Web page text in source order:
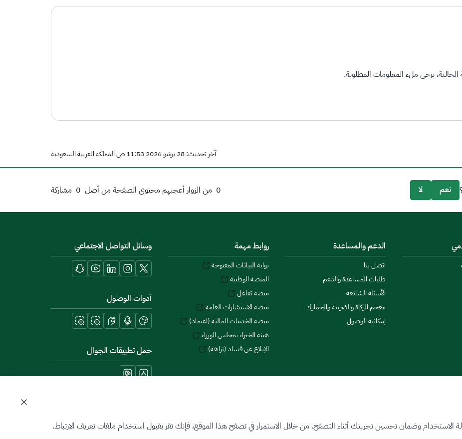
يرجى ملء المعلومات المطلوبة.
آخر تحديث: 28 يونيو 2026 11:53 ص المملكة العربية السعودية
0 من الزوار أعجبهم محتوى الصفحة من أصل 0 مشاركة نعم لا
الدعم والمساعدة
اتصل بنا
طلبات المساعدة والدعم
الأسئلة الشائعة
معجم الزكاة والضريبة والجمارك
إمكانية الوصول
روابط مهمة
بوابة البيانات المفتوحة
المنصة الوطنية
منصة تفاعل
منصة الاستشارات العامة
منصة الخدمات المالية (اعتماد)
هيئة الخبراء بمجلس الوزراء
الإبلاغ عن فساد (نزاهة)
وسائل التواصل الاجتماعي
أدوات الوصول
حمل تطبيقات الجوال
الاستخدام وضمان تحسين تجربتك أثناء التصفح. من خلال الاستمرار في تصفح هذا الموقع، فإنك تقر بقبول استخدام ملفات تعريف الارتباط.